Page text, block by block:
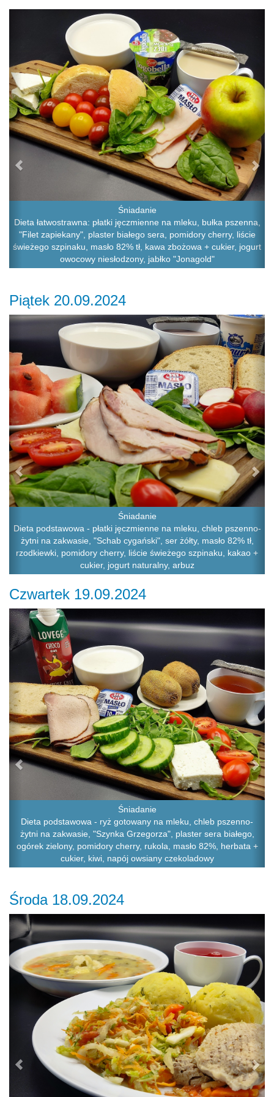
Śniadanie
Dieta łatwostrawna: płatki jęczmienne na mleku, bułka pszenna,
"Filet zapiekany", plaster białego sera, pomidory cherry, liście
świeżego szpinaku, masło 82% tł, kawa zbożowa + cukier, jogurt
owocowy niesłodzony, jabłko "Jonagold"
Piątek 20.09.2024
Śniadanie
Dieta podstawowa - płatki jęczmienne na mleku, chleb pszenno-
żytni na zakwasie, "Schab cygański", ser żółty, masło 82% tł,
rzodkiewki, pomidory cherry, liście świeżego szpinaku, kakao +
cukier, jogurt naturalny, arbuz
Previous
Czwartek 19.09.2024
Śniadanie
Dieta podstawowa - ryż gotowany na mleku, chleb pszenno-
żytni na zakwasie, "Szynka Grzegorza", plaster sera białego,
ogórek zielony, pomidory cherry, rukola, masło 82%, herbata +
cukier, kiwi, napój owsiany czekoladowy
Previous
Środa 18.09.2024
Previous